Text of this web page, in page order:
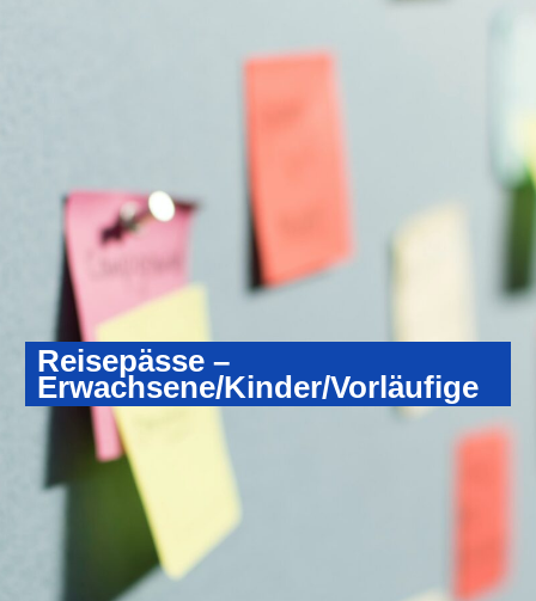
Reisepässe –
Erwachsene/Kinder/Vorläufige